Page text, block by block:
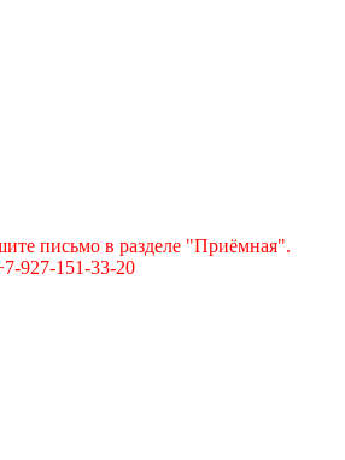
письмо в разделе "Приёмная".
927-151-33-20